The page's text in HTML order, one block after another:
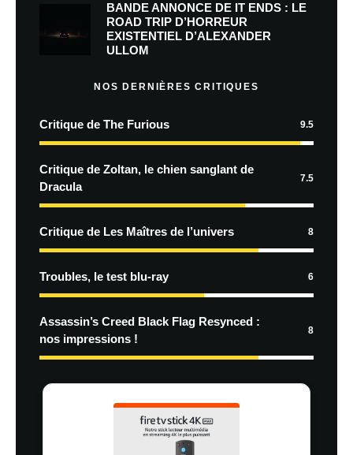
BANDE ANNONCE DE IT ENDS : LE
ROAD TRIP D’HORREUR
EXISTENTIEL D’ALEXANDER
ULLOM
NOS DERNIÈRES CRITIQUES
Critique de The Furious 9.5
Critique de Zoltan, le chien sanglant de
Dracula
7.5
Critique de Les Maîtres de l’univers 8
Troubles, le test blu-ray 6
Assassin’s Creed Black Flag Resynced :
nos impressions !
8